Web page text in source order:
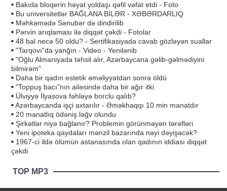
• Bakıda bloqerin həyat yoldaşı qəfil vəfat etdi - Foto
• Bu universitetlər BAĞLANA BİLƏR - XƏBƏRDARLIQ
• Məhkəmədə Sənubər də dindirilib
• Pərvin arıqlaması ilə diqqət çəkdi - Fotolar
• 48 bal necə 50 oldu? - Sertifikasiyada cavab gözləyən suallar
• "Tarqovı"da yanğın - Video - Yenilənib
• "Oğlu Almaniyada təhsil alır, Azərbaycana gəlib-gəlmədiyini
bilmirəm"
• Daha bir qadın estetik əməliyyatdan sonra öldü
• "Toppuş bacı"nın ailəsində daha bir ağır itki
• Ülviyyə İlyasova fəhləyə borclu qalıb?
•Azərbaycanda işçi axtarılır - Əməkhaqqı 10 min manatdır
• 20 manatlıq ödəniş ləğv olundu
• Şirkətlər niyə bağlanır? Problemin görünməyən tərəfləri
• Yeni ipoteka qaydaları mənzil bazarında nəyi dəyişəcək?
• 1967-ci ildə ölümün astanasında olan qadının iddiası diqqət
çəkdi
TOP MP3